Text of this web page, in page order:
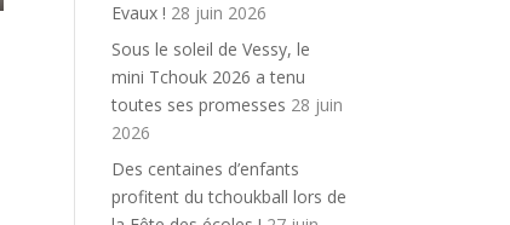
Evaux ! 28 juin 2026
Sous le soleil de Vessy, le
mini Tchouk 2026 a tenu
toutes ses promesses 28 juin
2026
Des centaines d’enfants
profitent du tchoukball lors de